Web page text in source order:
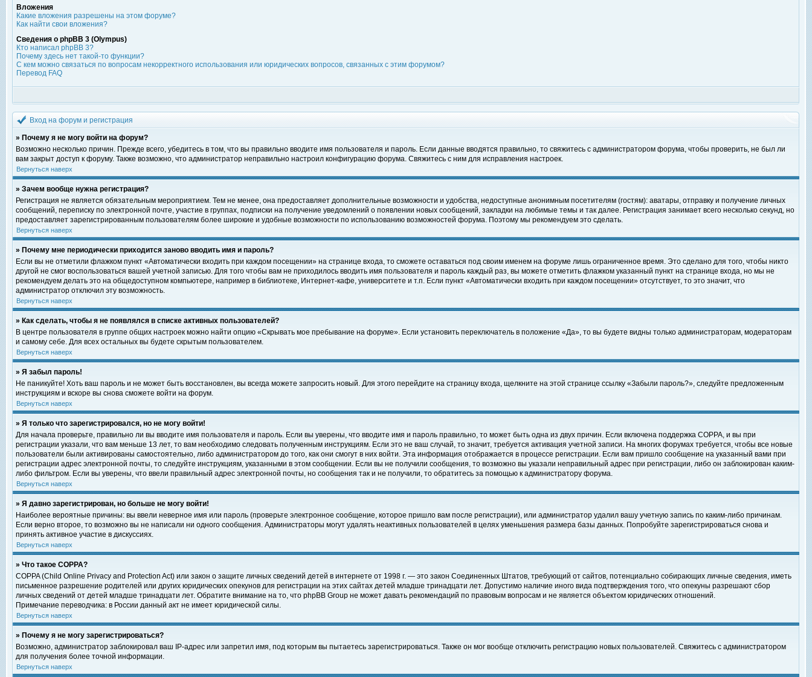
Вложения
Какие вложения разрешены на этом форуме?
Как найти свои вложения?
Сведения о phpBB 3 (Olympus)
Кто написал phpBB 3?
Почему здесь нет такой-то функции?
С кем можно связаться по вопросам некорректного использования или юридических вопросов, связанных с этим форумом?
Перевод FAQ
Вход на форум и регистрация
» Почему я не могу войти на форум?
Возможно несколько причин. Прежде всего, убедитесь в том, что вы правильно вводите имя пользователя и пароль. Если данные вводятся правильно, то свяжитесь с администратором форума, чтобы проверить, не был ли
вам закрыт доступ к форуму. Также возможно, что администратор неправильно настроил конфигурацию форума. Свяжитесь с ним для исправления настроек.
Вернуться наверх
» Зачем вообще нужна регистрация?
Регистрация не является обязательным мероприятием. Тем не менее, она предоставляет дополнительные возможности и удобства, недоступные анонимным посетителям (гостям): аватары, отправку и получение личных
сообщений, переписку по электронной почте, участие в группах, подписки на получение уведомлений о появлении новых сообщений, закладки на любимые темы и так далее. Регистрация занимает всего несколько секунд, но
предоставляет зарегистрированным пользователям более широкие и удобные возможности по использованию возможностей форума. Поэтому мы рекомендуем это сделать.
Вернуться наверх
» Почему мне периодически приходится заново вводить имя и пароль?
Если вы не отметили флажком пункт «Автоматически входить при каждом посещении» на странице входа, то сможете оставаться под своим именем на форуме лишь ограниченное время. Это сделано для того, чтобы никто
другой не смог воспользоваться вашей учетной записью. Для того чтобы вам не приходилось вводить имя пользователя и пароль каждый раз, вы можете отметить флажком указанный пункт на странице входа, но мы не
рекомендуем делать это на общедоступном компьютере, например в библиотеке, Интернет-кафе, университете и т.п. Если пункт «Автоматически входить при каждом посещении» отсутствует, то это значит, что
администратор отключил эту возможность.
Вернуться наверх
» Как сделать, чтобы я не появлялся в списке активных пользователей?
В центре пользователя в группе общих настроек можно найти опцию «Скрывать мое пребывание на форуме». Если установить переключатель в положение «Да», то вы будете видны только администраторам, модераторам
и самому себе. Для всех остальных вы будете скрытым пользователем.
Вернуться наверх
» Я забыл пароль!
Не паникуйте! Хоть ваш пароль и не может быть восстановлен, вы всегда можете запросить новый. Для этого перейдите на страницу входа, щелкните на этой странице ссылку «Забыли пароль?», следуйте предложенным
инструкциям и вскоре вы снова сможете войти на форум.
Вернуться наверх
» Я только что зарегистрировался, но не могу войти!
Для начала проверьте, правильно ли вы вводите имя пользователя и пароль. Если вы уверены, что вводите имя и пароль правильно, то может быть одна из двух причин. Если включена поддержка COPPA, и вы при
регистрации указали, что вам меньше 13 лет, то вам необходимо следовать полученным инструкциям. Если это не ваш случай, то значит, требуется активация учетной записи. На многих форумах требуется, чтобы все новые
пользователи были активированы самостоятельно, либо администратором до того, как они смогут в них войти. Эта информация отображается в процессе регистрации. Если вам пришло сообщение на указанный вами при
регистрации адрес электронной почты, то следуйте инструкциям, указанными в этом сообщении. Если вы не получили сообщения, то возможно вы указали неправильный адрес при регистрации, либо он заблокирован каким-
либо фильтром. Если вы уверены, что ввели правильный адрес электронной почты, но сообщения так и не получили, то обратитесь за помощью к администратору форума.
Вернуться наверх
» Я давно зарегистрирован, но больше не могу войти!
Наиболее вероятные причины: вы ввели неверное имя или пароль (проверьте электронное сообщение, которое пришло вам после регистрации), или администратор удалил вашу учетную запись по каким-либо причинам.
Если верно второе, то возможно вы не написали ни одного сообщения. Администраторы могут удалять неактивных пользователей в целях уменьшения размера базы данных. Попробуйте зарегистрироваться снова и
принять активное участие в дискуссиях.
Вернуться наверх
» Что такое COPPA?
COPPA (Child Online Privacy and Protection Act) или закон о защите личных сведений детей в интернете от 1998 г. — это закон Соединенных Штатов, требующий от сайтов, потенциально собирающих личные сведения, иметь
письменное разрешение родителей или других юридических опекунов для регистрации на этих сайтах детей младше тринадцати лет. Допустимо наличие иного вида подтверждения того, что опекуны разрешают сбор
личных сведений от детей младше тринадцати лет. Обратите внимание на то, что phpBB Group не может давать рекомендаций по правовым вопросам и не является объектом юридических отношений.
Примечание переводчика: в России данный акт не имеет юридической силы.
Вернуться наверх
» Почему я не могу зарегистрироваться?
Возможно, администратор заблокировал ваш IP-адрес или запретил имя, под которым вы пытаетесь зарегистрироваться. Также он мог вообще отключить регистрацию новых пользователей. Свяжитесь с администратором
для получения более точной информации.
Вернуться наверх